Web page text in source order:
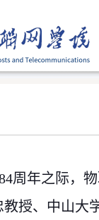
周年之际，
授、中山大